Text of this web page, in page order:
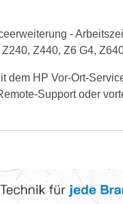
-
Z440, Z6 G4,
HP Vor-Ort-
Support oder